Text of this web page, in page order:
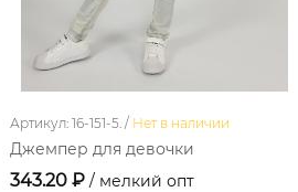
Артикул: 16-151-5. / Нет в наличии
Джемпер для девочки
343.20 ₽ / мелкий опт